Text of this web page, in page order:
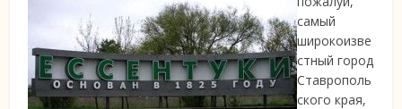
самый
широкоизве
стный город
Ставрополь
ского края,